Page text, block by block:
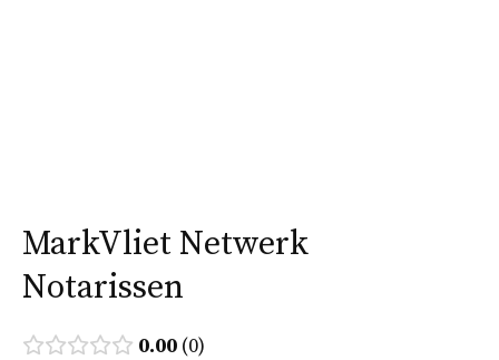
MarkVliet Netwerk
Notarissen
0.00 0